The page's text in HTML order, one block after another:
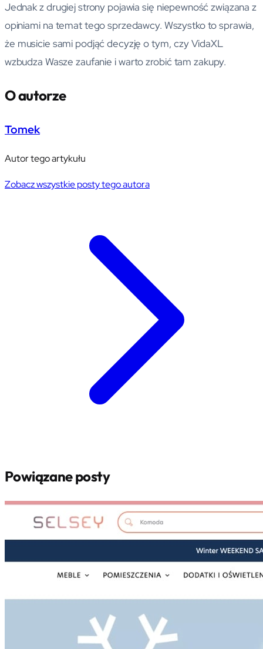
Jednak z drugiej strony pojawia się niepewność związana z
opiniami na temat tego sprzedawcy. Wszystko to sprawia,
że musicie sami podjąć decyzję o tym, czy VidaXL
wzbudza Wasze zaufanie i warto zrobić tam zakupy.
O autorze
Tomek
Autor tego artykułu
Zobacz wszystkie posty tego autora
Powiązane posty